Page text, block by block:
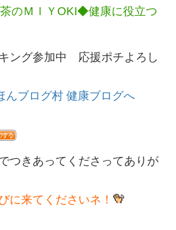
のＭＩＹOKI◆健康に役立つ
加中 応援ポチよろし
あってくださってありが
てくださいネ！